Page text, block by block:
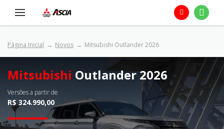
Página Inicial Novos Mitsubishi Outlander 2026
Mitsubishi Outlander 2026
Versões a partir de
R$ 324.990,00